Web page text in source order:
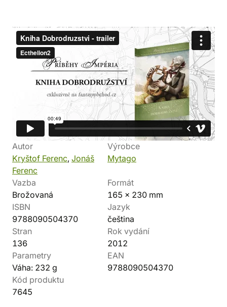
Odkazy
stránky hry
facebook Příběhů Impéria
Detaily produktu
Autor
Kryštof Ferenc, Jonáš
Ferenc
Výrobce
Mytago
Vazba
Brožovaná
Formát
165 x 230 mm
ISBN
9788090504370
Jazyk
čeština
Stran
136
Rok vydání
2012
Parametry
Váha: 232 g
EAN
9788090504370
Kód produktu
7645